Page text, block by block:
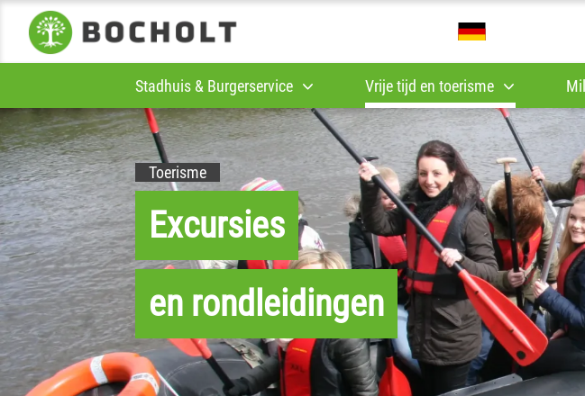
Stadhuis & Burgerservice Vrije tijd en toerisme
Toerisme
Excursies
en rondleidingen